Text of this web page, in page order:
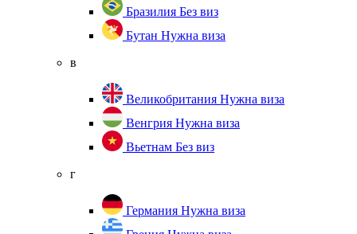
Бразилия Без виз
Бутан Нужна виза
в
Великобритания Нужна виза
Венгрия Нужна виза
Вьетнам Без виз
г
Германия Нужна виза